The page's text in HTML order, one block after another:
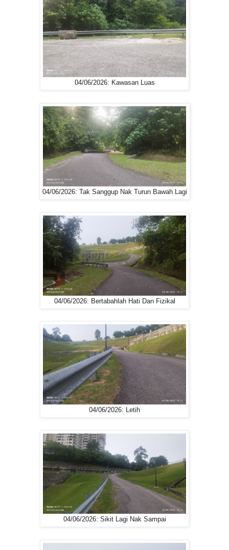
04/06/2026: Kawasan Luas
04/06/2026: Tak Sanggup Nak Turun Bawah Lagi
04/06/2026: Bertabahlah Hati Dan Fizikal
04/06/2026: Letih
04/06/2026: Sikit Lagi Nak Sampai